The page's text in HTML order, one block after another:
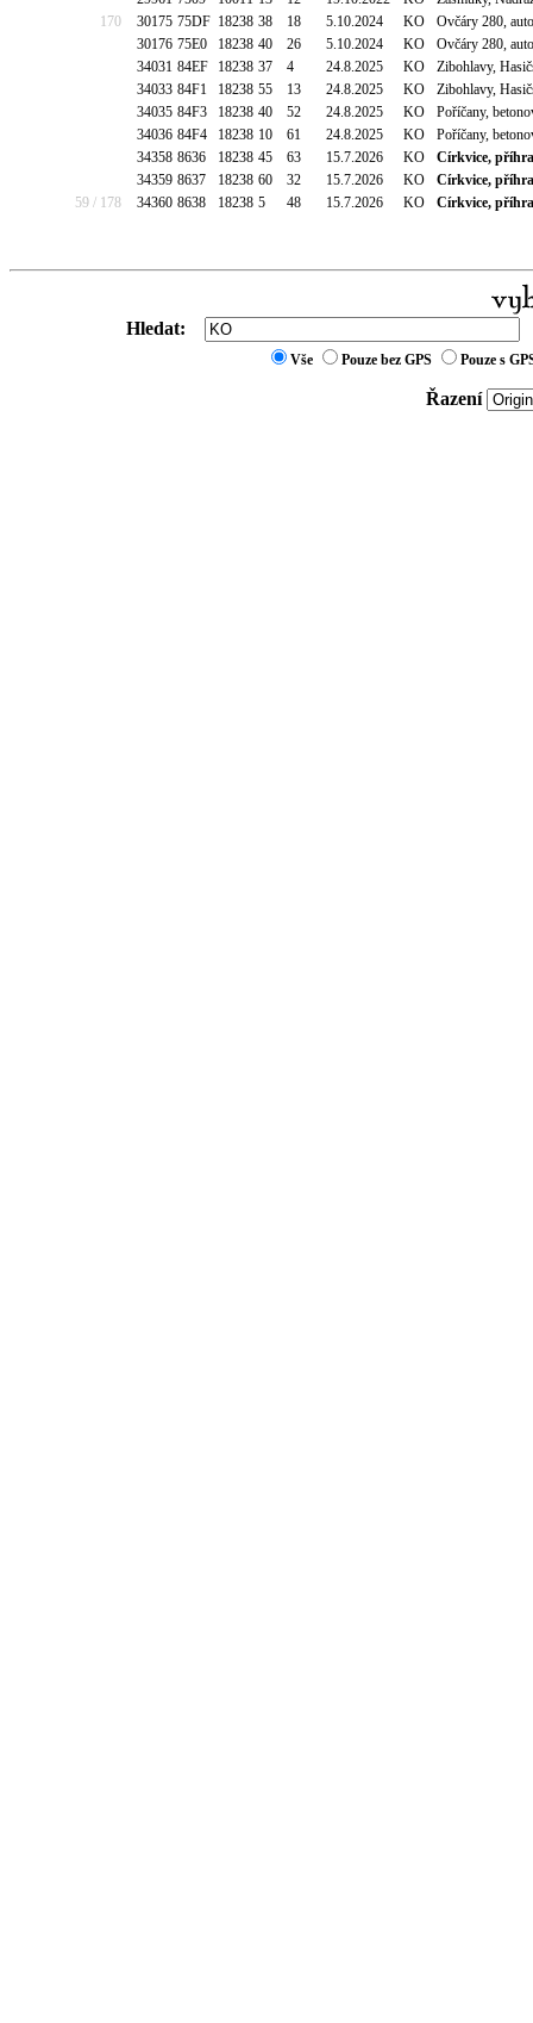
170
30175 75DF 18238 38 18 5.10.2024 KO
Ovčáry 280,
30176 75E0 18238 40 26 5.10.2024 KO
Ovčáry 280,
34031 84EF 18238 37 4 24.8.2025 KO
Zibohlavy,
34033 84F1 18238 55 13 24.8.2025 KO
Zibohlavy,
34035 84F3 18238 40 52 24.8.2025 KO
Poříčany,
34036 84F4 18238 10 61 24.8.2025 KO
Poříčany,
34358 8636 18238 45 63 15.7.2026 KO
Církvice,
34359 8637 18238 60 32 15.7.2026 KO
Církvice,
59 / 178
34360 8638 18238 5 48 15.7.2026 KO Církvice,
Hledat:
Vše Pouze bez GPS Pouze s
Řazení